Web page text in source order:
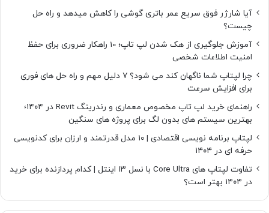
آیا شارژر فوق سریع عمر باتری گوشی را کاهش میدهد و راه حل
چیست؟
آموزش جلوگیری از هک شدن لپ تاپ؛ 10 راهکار ضروری برای حفظ
امنیت اطلاعات شخصی
چرا لپتاپ شما ناگهان کند می شود؟ ۷ دلیل مهم و راه حل های فوری
برای افزایش سرعت
راهنمای خرید لپ تاپ مخصوص معماری و رندرینگ Revit در ۱۴۰۴؛
بهترین سیستم های بدون لگ برای پروژه های سنگین
لپتاپ برنامه نویسی اقتصادی | ۱۰ مدل قدرتمند و ارزان برای کدنویسی
حرفه ای در ۱۴۰۴
تفاوت لپتاپ های Core Ultra با نسل ۱۳ اینتل | کدام پردازنده برای خرید
در ۱۴۰۴ بهتر است؟